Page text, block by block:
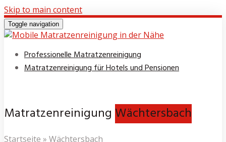
Skip to main content
Toggle navigation
Professionelle Matratzenreinigung
Matratzenreinigung für Hotels und Pensionen
Matratzenreinigung Wächtersbach
Startseite » Wächtersbach